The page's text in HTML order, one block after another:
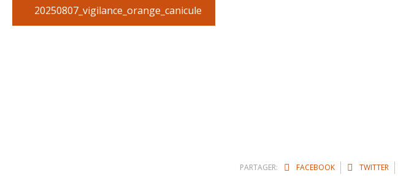
20250807_vigilance_orange_canicule
PARTAGER: FACEBOOK TWITTER